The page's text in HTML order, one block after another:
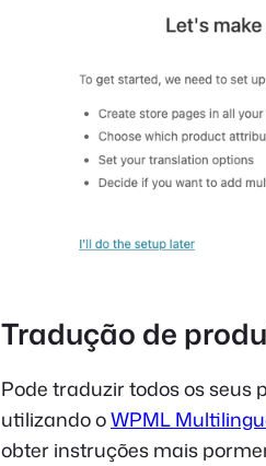
Tradução de
Pode traduzir todos os seus
utilizando oWPML
obter instruções mais